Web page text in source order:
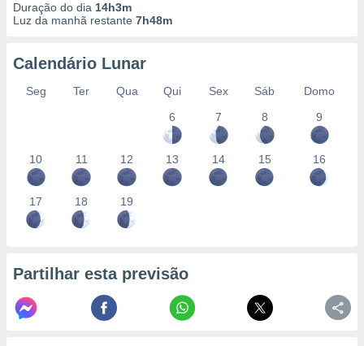
Duração do dia 14h3m
Luz da manhã restante 7h48m
Calendário Lunar
Seg Ter Qua Qui Sex Sáb
Domo
6
7 8 9
10 11 12 13 14 15 16
17 18 19
Partilhar esta previsão